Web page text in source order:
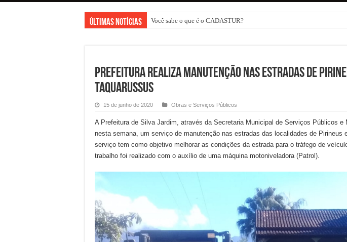
Últimas Notícias Você sabe o que é o CADASTUR?
Representantes da Caixa Econômica Federal vem a Silva Jardim
PREFEITURA REALIZA MANUTENÇÃO NAS ESTRADAS DE
TAQUARUSSUS
15 de junho de 2020 Obras e Serviços Públicos
A Prefeitura de Silva Jardim, através da Secretaria Municipal de Serviços Públicos e
nesta semana, um serviço de manutenção nas estradas das localidades de Pirineus
serviço tem como objetivo melhorar as condições da estrada para o tráfego de
trabalho foi realizado com o auxílio de uma máquina motoniveladora (Patrol).